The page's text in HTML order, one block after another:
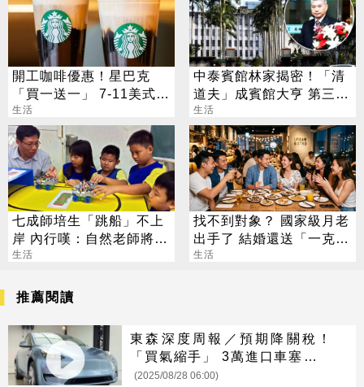
開工咖啡優惠！星巴克
「買一送一」 7-11美式買
7送7
生活
中泰賓館林家揭密！「清
道夫」成賓館大亨 第三代
還建東方文華
生活
七成師培生「跳船」不上
岸 內行嘆：自然老師將歸
零
生活
找不到對象？ 國家級月老
出手了 結婚還送「一克拉
鑽戒」
生活
推薦閱讀
東森深度周報／預期降關稅！
「買氣縮手」 3萬進口車塞爆台
北港
(2025/08/28 06:00)